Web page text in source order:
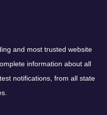
and most trusted website
information about all
notifications, from all state